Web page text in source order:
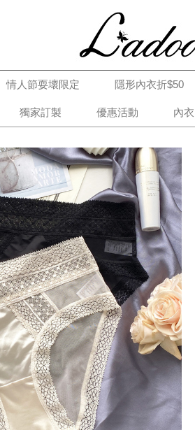
情人節耍壞限定 隱形內衣折$50
獨家訂製 優惠活動 內衣